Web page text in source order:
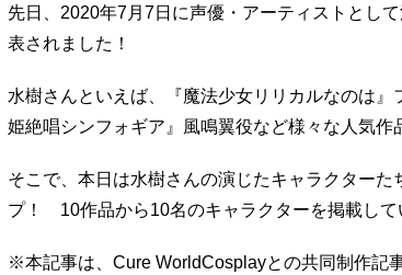
先日、2020年7月7日に声優・アーティストとし
表されました！
水樹さんといえば、『魔法少女リリカルなのは
姫絶唱シンフォギア』風鳴翼役など様々な人気作
そこで、本日は水樹さんの演じたキャラクターた
プ！ 10作品から10名のキャラクターを掲載して
※本記事は、Cure WorldCosplayとの共同制作記